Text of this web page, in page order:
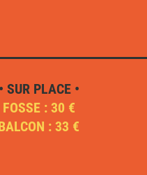
• SUR PLACE •
FOSSE : 30 €
: 33 €